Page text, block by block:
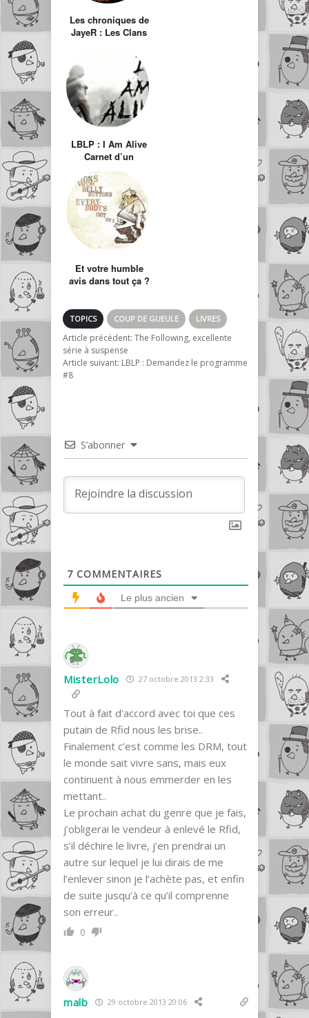
Les chroniques de
JayeR : Les Clans
LBLP : I Am Alive
Carnet d’un
rescapé : Episode
1 retour à
Haventon
Et votre humble
avis dans tout ça ?
TOPICS COUP DE GUEULE LIVRES
Article précédent: The Following, excellente
série à suspense
Article suivant: LBLP : Demandez le programme
#8
S’abonner
7 COMMENTAIRES
Le plus ancien
MisterLolo 27 octobre 2013 2:33
Tout à fait d’accord avec toi que ces
putain de Rfid nous les brise..
Finalement c’est comme les DRM, tout
le monde sait vivre sans, mais eux
continuent à nous emmerder en les
mettant..
Le prochain achat du genre que je fais,
j’obligerai le vendeur à enlevé le Rfid,
s’il déchire le livre, j’en prendrai un
autre sur lequel je lui dirais de me
l’enlever sinon je l’achète pas, et enfin
de suite jusqu’à ce qu’il comprenne
son erreur..
0
malb 29 octobre 2013 20:06